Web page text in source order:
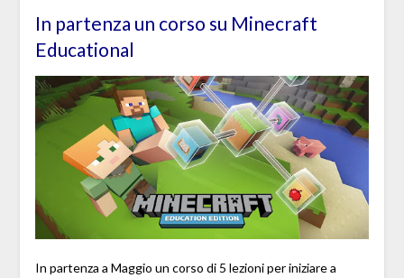
In partenza un corso su Minecraft
Educational
In partenza a Maggio un corso di 5 lezioni per iniziare a